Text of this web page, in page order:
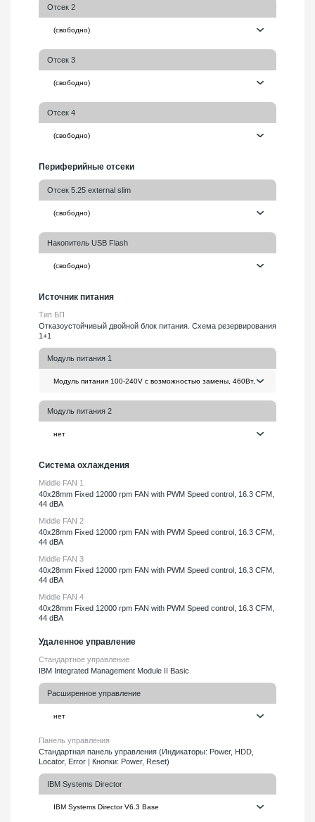
Отсек 2
Отсек 3
Отсек 4
Периферийные отсеки
Отсек 5.25 external slim
Накопитель USB Flash
Источник питания
Тип БП
Отказоустойчивый двойной блок питания. Схема резервирования
1+1
Модуль питания 1
Модуль питания 2
Система охлаждения
Middle FAN 1
40х28mm Fixed 12000 rpm FAN with PWM Speed control, 16.3 CFM,
44 dBA
Middle FAN 2
40х28mm Fixed 12000 rpm FAN with PWM Speed control, 16.3 CFM,
44 dBA
Middle FAN 3
40х28mm Fixed 12000 rpm FAN with PWM Speed control, 16.3 CFM,
44 dBA
Middle FAN 4
40х28mm Fixed 12000 rpm FAN with PWM Speed control, 16.3 CFM,
44 dBA
Удаленное управление
Стандартное управление
IBM Integrated Management Module II Basic
Расширенное управление
Панель управления
Стандартная панель управления (Индикаторы: Power, HDD,
Locator, Error | Кнопки: Power, Reset)
IBM Systems Director